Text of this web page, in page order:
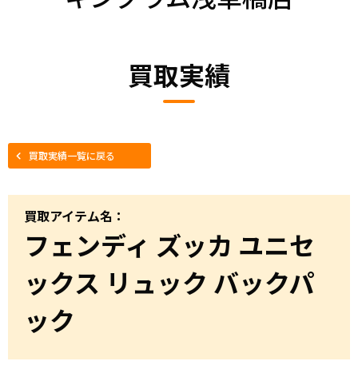
買取実績
買取実績一覧に戻る
買取アイテム名：
フェンディ ズッカ ユニセ
ックス リュック バックパ
ック